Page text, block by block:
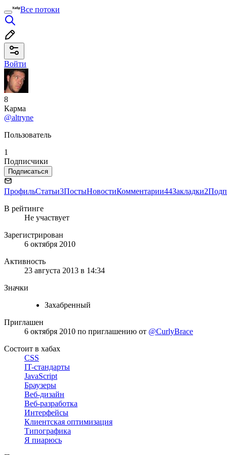
Все потоки
Войти
8
Карма
@altryne
Пользователь
1
Подписчики
Подписаться
ПрофильСтатьи3ПостыНовостиКомментарии44Закладки2
В рейтинге
Не участвует
Зарегистрирован
6 октября 2010
Активность
23 августа 2013 в 14:34
Значки
Захабренный
Приглашен
6 октября 2010 по приглашению от @CurlyBrace
Состоит в хабах
CSS
IT-стандарты
JavaScript
Браузеры
Веб-дизайн
Веб-разработка
Интерфейсы
Клиентская оптимизация
Типографика
Я пиарюсь